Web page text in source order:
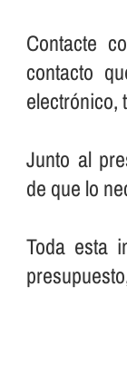
Contacte
contacto
electrónico,
Junto al
de que lo
Toda esta